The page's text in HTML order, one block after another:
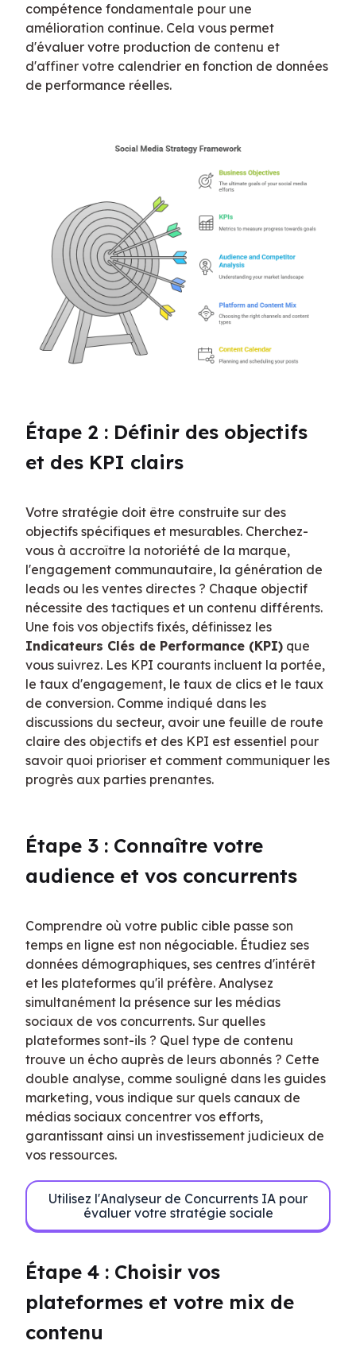
compétence fondamentale pour une
amélioration continue. Cela vous permet
d'évaluer votre production de contenu et
d'affiner votre calendrier en fonction de données
de performance réelles.
Étape 2 : Définir des objectifs
et des KPI clairs
Votre stratégie doit être construite sur des
objectifs spécifiques et mesurables. Cherchez-
vous à accroître la notoriété de la marque,
l'engagement communautaire, la génération de
leads ou les ventes directes ? Chaque objectif
nécessite des tactiques et un contenu différents.
Indicateurs Clés de Performance (KPI) que
vous suivrez. Les KPI courants incluent la portée,
le taux d'engagement, le taux de clics et le taux
de conversion. Comme indiqué dans les
discussions du secteur, avoir une feuille de route
claire des objectifs et des KPI est essentiel pour
savoir quoi prioriser et comment communiquer les
progrès aux parties prenantes.
Étape 3 : Connaître votre
audience et vos concurrents
Comprendre où votre public cible passe son
temps en ligne est non négociable. Étudiez ses
données démographiques, ses centres d'intérêt
et les plateformes qu'il préfère. Analysez
simultanément la présence sur les médias
sociaux de vos concurrents. Sur quelles
plateformes sont-ils ? Quel type de contenu
trouve un écho auprès de leurs abonnés ? Cette
double analyse, comme souligné dans les guides
marketing, vous indique sur quels canaux de
médias sociaux concentrer vos efforts,
garantissant ainsi un investissement judicieux de
vos ressources.
Utilisez l'Analyseur de Concurrents IA pour
évaluer votre stratégie sociale
Étape 4 : Choisir vos
plateformes et votre mix de
contenu